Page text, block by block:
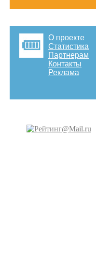
О проекте
Статистика
Партнерам
Контакты
Реклама